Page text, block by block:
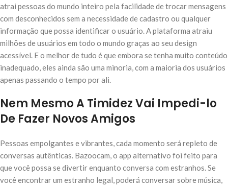
atrai pessoas do mundo inteiro pela facilidade de trocar mensagens
com desconhecidos sem a necessidade de cadastro ou qualquer
informação que possa identificar o usuário. A plataforma atraiu
milhões de usuários em todo o mundo graças ao seu design
acessível. E o melhor de tudo é que embora se tenha muito conteúdo
inadequado, eles ainda são uma minoria, com a maioria dos usuários
apenas passando o tempo por ali.
Nem Mesmo A Timidez Vai Impedi-lo
De Fazer Novos Amigos
Pessoas empolgantes e vibrantes, cada momento será repleto de
conversas autênticas. Bazoocam, o app alternativo foi feito para
que você possa se divertir enquanto conversa com estranhos. Se
você encontrar um estranho legal, poderá conversar sobre música,